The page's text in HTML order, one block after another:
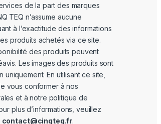
de la part des marques
TEQ n’assume aucune
à l’exactitude des informations
produits achetés via ce site.
des produits peuvent
Les images des produits sont
uniquement. En utilisant ce site,
vous conformer à nos
et à notre politique de
plus d’informations, veuillez
contact@cinqteq.fr.